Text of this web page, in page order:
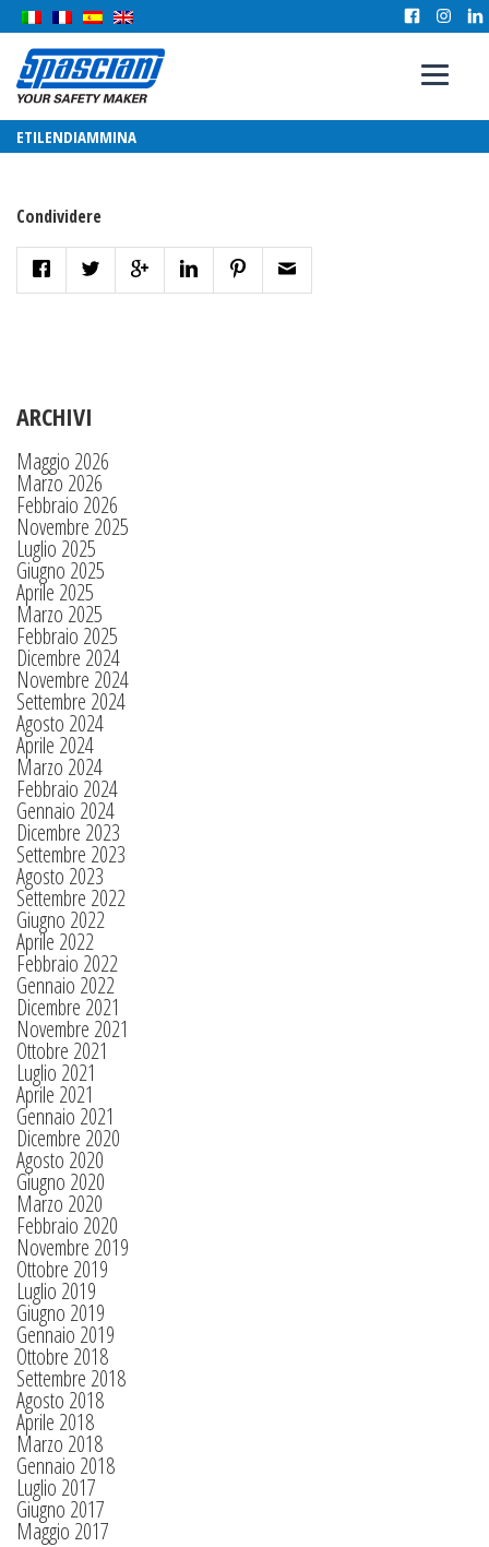
ETILENDIAMMINA
Condividere
ARCHIVI
Maggio 2026
Marzo 2026
Febbraio 2026
Novembre 2025
Luglio 2025
Giugno 2025
Aprile 2025
Marzo 2025
Febbraio 2025
Dicembre 2024
Novembre 2024
Settembre 2024
Agosto 2024
Aprile 2024
Marzo 2024
Febbraio 2024
Gennaio 2024
Dicembre 2023
Settembre 2023
Agosto 2023
Settembre 2022
Giugno 2022
Aprile 2022
Febbraio 2022
Gennaio 2022
Dicembre 2021
Novembre 2021
Ottobre 2021
Luglio 2021
Aprile 2021
Gennaio 2021
Dicembre 2020
Agosto 2020
Giugno 2020
Marzo 2020
Febbraio 2020
Novembre 2019
Ottobre 2019
Luglio 2019
Giugno 2019
Gennaio 2019
Ottobre 2018
Settembre 2018
Agosto 2018
Aprile 2018
Marzo 2018
Gennaio 2018
Luglio 2017
Giugno 2017
Maggio 2017